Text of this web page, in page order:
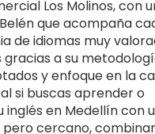
Los Molinos, con
que acompaña
de idiomas muy
gracias a su
y enfoque en la
si buscas aprender o
en Medellín con
cercano,